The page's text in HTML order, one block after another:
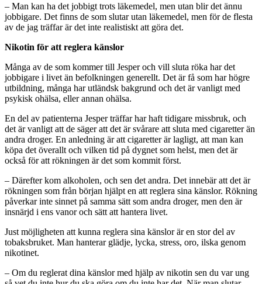
– Man kan ha det jobbigt trots läkemedel, men utan blir det ännu
jobbigare. Det finns de som slutar utan läkemedel, men för de flesta
av de jag träffar är det inte realistiskt att göra det.
Nikotin för att reglera känslor
Många av de som kommer till Jesper och vill sluta röka har det
jobbigare i livet än befolkningen generellt. Det är få som har högre
utbildning, många har utländsk bakgrund och det är vanligt med
psykisk ohälsa, eller annan ohälsa.
En del av patienterna Jesper träffar har haft tidigare missbruk, och
det är vanligt att de säger att det är svårare att sluta med cigaretter än
andra droger. En anledning är att cigaretter är lagligt, att man kan
köpa det överallt och vilken tid på dygnet som helst, men det är
också för att rökningen är det som kommit först.
– Därefter kom alkoholen, och sen det andra. Det innebär att det är
rökningen som från början hjälpt en att reglera sina känslor. Rökning
påverkar inte sinnet på samma sätt som andra droger, men den är
insnärjd i ens vanor och sätt att hantera livet.
Just möjligheten att kunna reglera sina känslor är en stor del av
tobaksbruket. Man hanterar glädje, lycka, stress, oro, ilska genom
nikotinet.
– Om du reglerat dina känslor med hjälp av nikotin sen du var ung